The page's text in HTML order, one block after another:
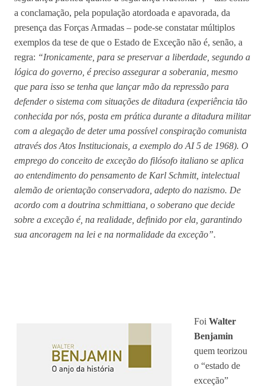
a conclamação, pela população atordoada e apavorada, da
presença das Forças Armadas – pode-se constatar múltiplos
exemplos da tese de que o Estado de Exceção não é, senão, a
regra: “Ironicamente, para se preservar a liberdade, segundo a
lógica do governo, é preciso assegurar a soberania, mesmo
que para isso se tenha que lançar mão da repressão para
defender o sistema com situações de ditadura (experiência tão
conhecida por nós, posta em prática durante a ditadura militar
com a alegação de deter uma possível conspiração comunista
através dos Atos Institucionais, a exemplo do AI 5 de 1968). O
emprego do conceito de exceção do filósofo italiano se aplica
ao entendimento do pensamento de Karl Schmitt, intelectual
alemão de orientação conservadora, adepto do nazismo. De
acordo com a doutrina schmittiana, o soberano que decide
sobre a exceção é, na realidade, definido por ela, garantindo
sua ancoragem na lei e na normalidade da exceção”.
Foi Walter
Benjamin
quem teorizou
o “estado de
exceção”